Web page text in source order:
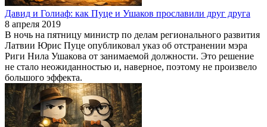
Давид и Голиаф: как Пуце и Ушаков прославили друг друга
8 апреля 2019
В ночь на пятницу министр по делам регионального развития
Латвии Юрис Пуце опубликовал указ об отстранении мэра
Риги Нила Ушакова от занимаемой должности. Это решение
не стало неожиданностью и, наверное, поэтому не произвело
большого эффекта.